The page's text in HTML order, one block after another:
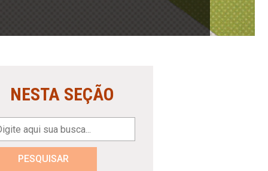
NESTA SEÇÃO
PESQUISAR